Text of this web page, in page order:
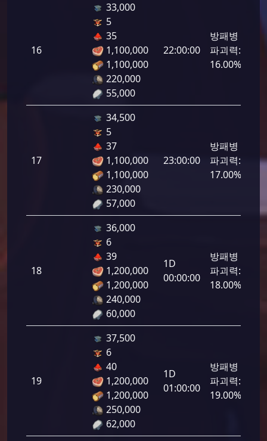
16
33,000
5
35
1,100,000
1,100,000
220,000
55,000
22:00:00
방패병
파괴력:
16.00%
17
34,500
5
37
1,100,000
1,100,000
230,000
57,000
23:00:00
방패병
파괴력:
17.00%
18
36,000
6
39
1,200,000
1,200,000
240,000
60,000
1D
00:00:00
방패병
파괴력:
18.00%
19
37,500
6
40
1,200,000
1,200,000
250,000
62,000
1D
01:00:00
방패병
파괴력:
19.00%